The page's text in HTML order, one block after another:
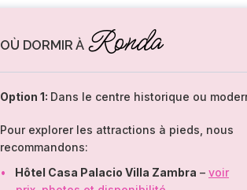
OÙ DORMIR À Ronda
Option 1: Dans le centre historique ou
Pour explorer les attractions à pieds, nous
recommandons:
Hôtel Casa Palacio Villa Zambra – voir